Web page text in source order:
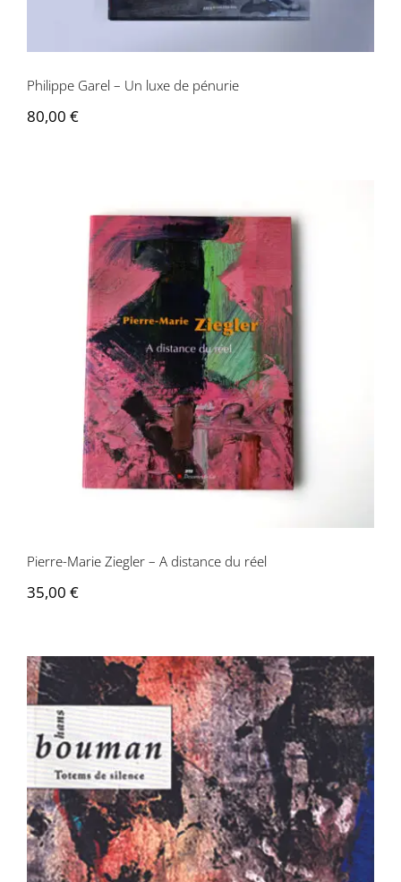
Philippe Garel – Un luxe de pénurie
80,00 €
Pierre-Marie Ziegler – A distance du réel
Pierre-Marie Ziegler – A distance du réel
35,00 €
Hans Bouman – Totems de silence